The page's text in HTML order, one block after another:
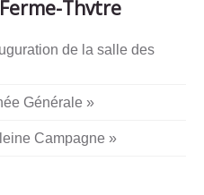
Thvtre
de la salle des
Générale »
Campagne »